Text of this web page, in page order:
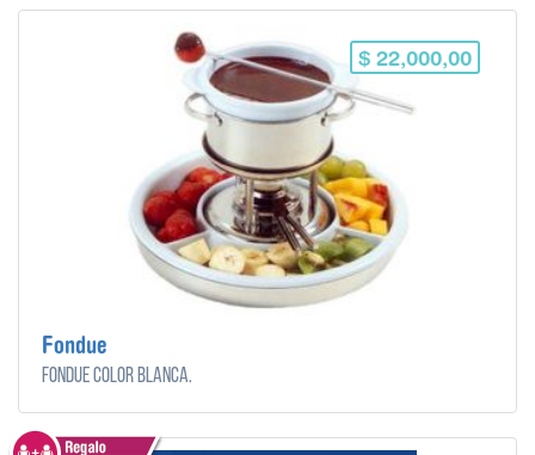
$ 22,000,00
Fondue
Fondue color blanca.